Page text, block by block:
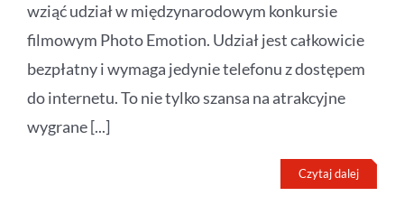
wziąć udział w międzynarodowym konkursie
filmowym Photo Emotion. Udział jest całkowicie
bezpłatny i wymaga jedynie telefonu z dostępem
do internetu. To nie tylko szansa na atrakcyjne
wygrane [...]
Czytaj dalej